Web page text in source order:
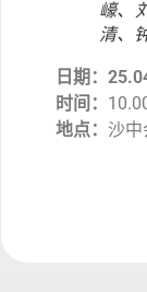
㠙、
清、
日期：
时间：
地点： 沙